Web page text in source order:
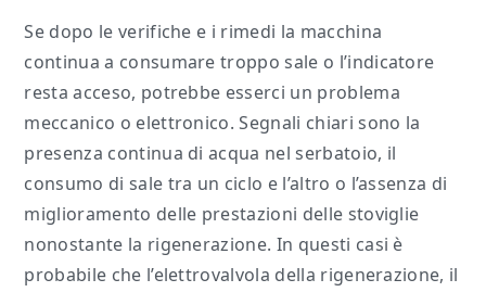
Se dopo le verifiche e i rimedi la macchina
continua a consumare troppo sale o l’indicatore
resta acceso, potrebbe esserci un problema
meccanico o elettronico. Segnali chiari sono la
presenza continua di acqua nel serbatoio, il
consumo di sale tra un ciclo e l’altro o l’assenza di
miglioramento delle prestazioni delle stoviglie
nonostante la rigenerazione. In questi casi è
probabile che l’elettrovalvola della rigenerazione, il